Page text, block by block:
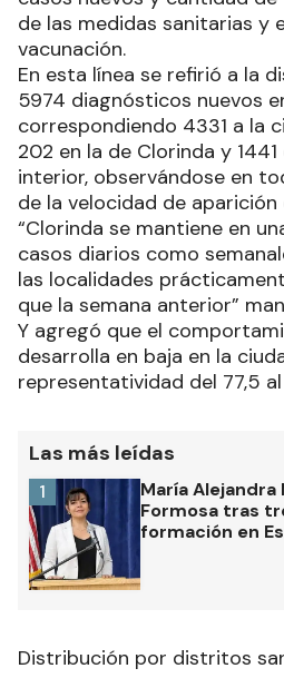
de las medidas sanitarias y
vacunación.
En esta línea se refirió a la
5974 diagnósticos nuevos
correspondiendo 4331 a la
202 en la de Clorinda y
interior, observándose en
de la velocidad de aparición
“Clorinda se mantiene en
casos diarios como
las localidades
que la semana anterior”
Y agregó que el
desarrolla en baja en la
representatividad del 77,5 al
Las más leídas
María
Formosa tras
formación en
1
Distribución por distritos